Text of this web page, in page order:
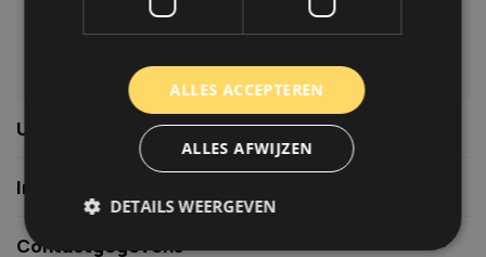
Usefull links
Informatie
Contactgegevens
ALLES ACCEPTEREN
ALLES AFWIJZEN
DETAILS WEERGEVEN